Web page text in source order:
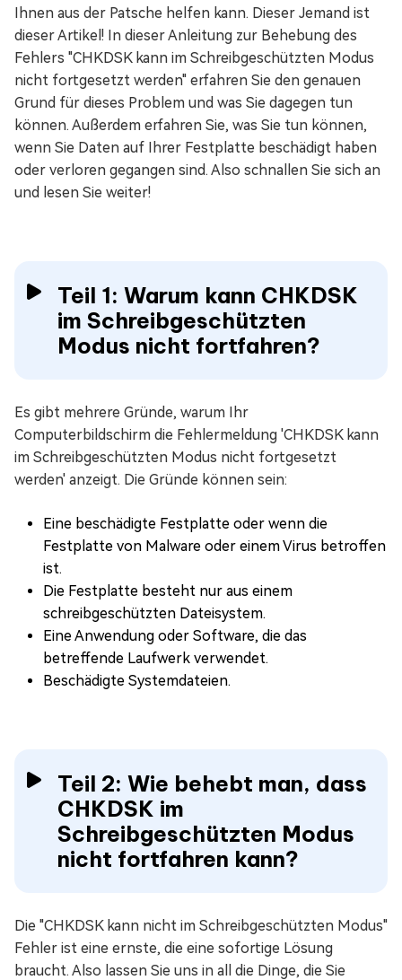
Ihnen aus der Patsche helfen kann. Dieser Jemand ist
dieser Artikel! In dieser Anleitung zur Behebung des
Fehlers "CHKDSK kann im Schreibgeschützten Modus
nicht fortgesetzt werden" erfahren Sie den genauen
Grund für dieses Problem und was Sie dagegen tun
können. Außerdem erfahren Sie, was Sie tun können,
wenn Sie Daten auf Ihrer Festplatte beschädigt haben
oder verloren gegangen sind. Also schnallen Sie sich an
und lesen Sie weiter!
Teil 1: Warum kann CHKDSK
im Schreibgeschützten
Modus nicht fortfahren?
Es gibt mehrere Gründe, warum Ihr
Computerbildschirm die Fehlermeldung 'CHKDSK kann
im Schreibgeschützten Modus nicht fortgesetzt
werden' anzeigt. Die Gründe können sein:
Eine beschädigte Festplatte oder wenn die
Festplatte von Malware oder einem Virus betroffen
ist.
Die Festplatte besteht nur aus einem
schreibgeschützten Dateisystem.
Eine Anwendung oder Software, die das
betreffende Laufwerk verwendet.
Beschädigte Systemdateien.
Teil 2: Wie behebt man, dass
CHKDSK im
Schreibgeschützten Modus
nicht fortfahren kann?
Die "CHKDSK kann nicht im Schreibgeschützten Modus"
Fehler ist eine ernste, die eine sofortige Lösung
braucht. Also lassen Sie uns in all die Dinge, die Sie